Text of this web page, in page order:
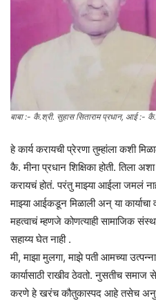
बाबा :- कै.श्री. सुहास सिताराम प्रधान, आई :-
हे कार्य करायची प्रेरणा तुम्हांला कशी
कै. मीना प्रधान शिक्षिका होती. तिला
करायचं होतं. परंतु माझ्या आईला जमलं
माझ्या आईकडून मिळाली अन् या
महत्वाचं म्हणजे कोणत्याही सामाजिक
सहाय्य घेत नाही .
मी, माझा मुलगा, माझे पती आमच्या
कार्यासाठी राखीव ठेवतो. नुसतीच
करणे हे खरंच कौतुकास्पद आहे तसेच